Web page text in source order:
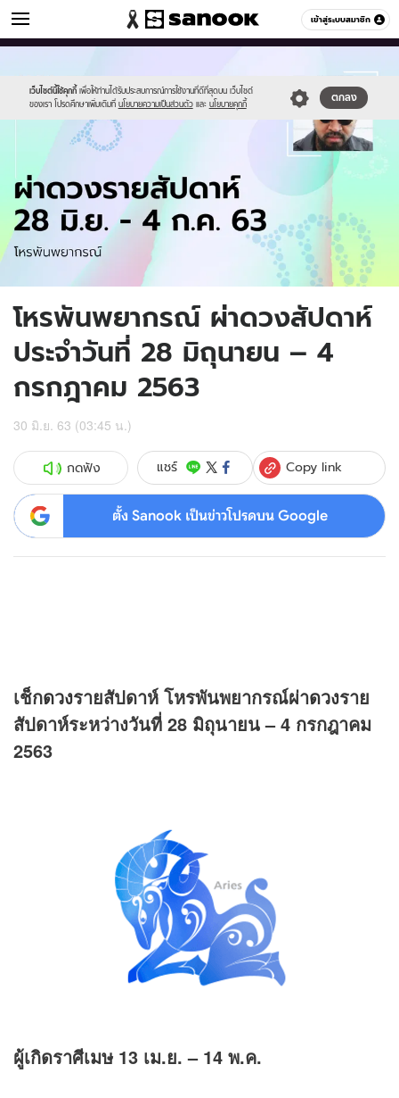
เข้าสู่ระบบสมาชิก
ดูดวง หมวดอื่นๆ
เว็บไซต์นี้ใช้คุกกี้ เพื่อให้ท่านได้รับประสบการณ์การใช้งานที่ดีที่สุดบน เว็บไซต์
ของเรา โปรดศึกษาเพิ่มเติมที่ นโยบายความเป็นส่วนตัว และ นโยบายคุกกี้
ตกลง
new-
sanook.png
new18.jpg
โหรพันพยากรณ์ ผ่าดวงสัปดาห์
ประจำวันที่ 28 มิถุนายน – 4
กรกฎาคม 2563
30 มิ.ย. 63 (03:45 น.)
กดฟัง แชร์ Copy link
ตั้ง Sanook เป็นข่าวโปรดบน Google
เช็กดวงรายสัปดาห์ โหรพันพยากรณ์ผ่าดวงราย
สัปดาห์ระหว่างวันที่ 28 มิถุนายน – 4 กรกฎาคม
2563
ผู้เกิดราศีเมษ 13 เม.ย. – 14 พ.ค.